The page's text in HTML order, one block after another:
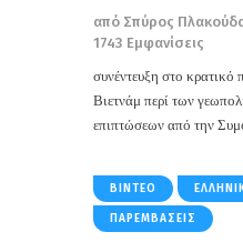
από Σπύρος
1743 Εμφανίσεις
συνέντευξη στο κρατικό
Βιετνάμ περί των
επιπτώσεων από την
ΒΊΝΤΕΟ
ΠΑΡΕΜΒΆΣΕΙΣ